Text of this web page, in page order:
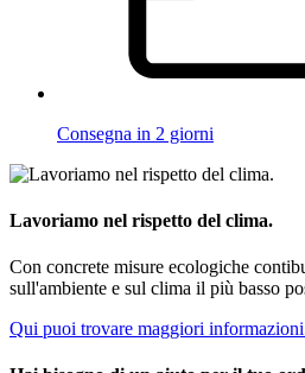
Consegna in 2 giorni
Lavoriamo nel rispetto del clima.
Con concrete misure ecologiche
sull'ambiente e sul clima il più basso
Qui puoi trovare maggiori